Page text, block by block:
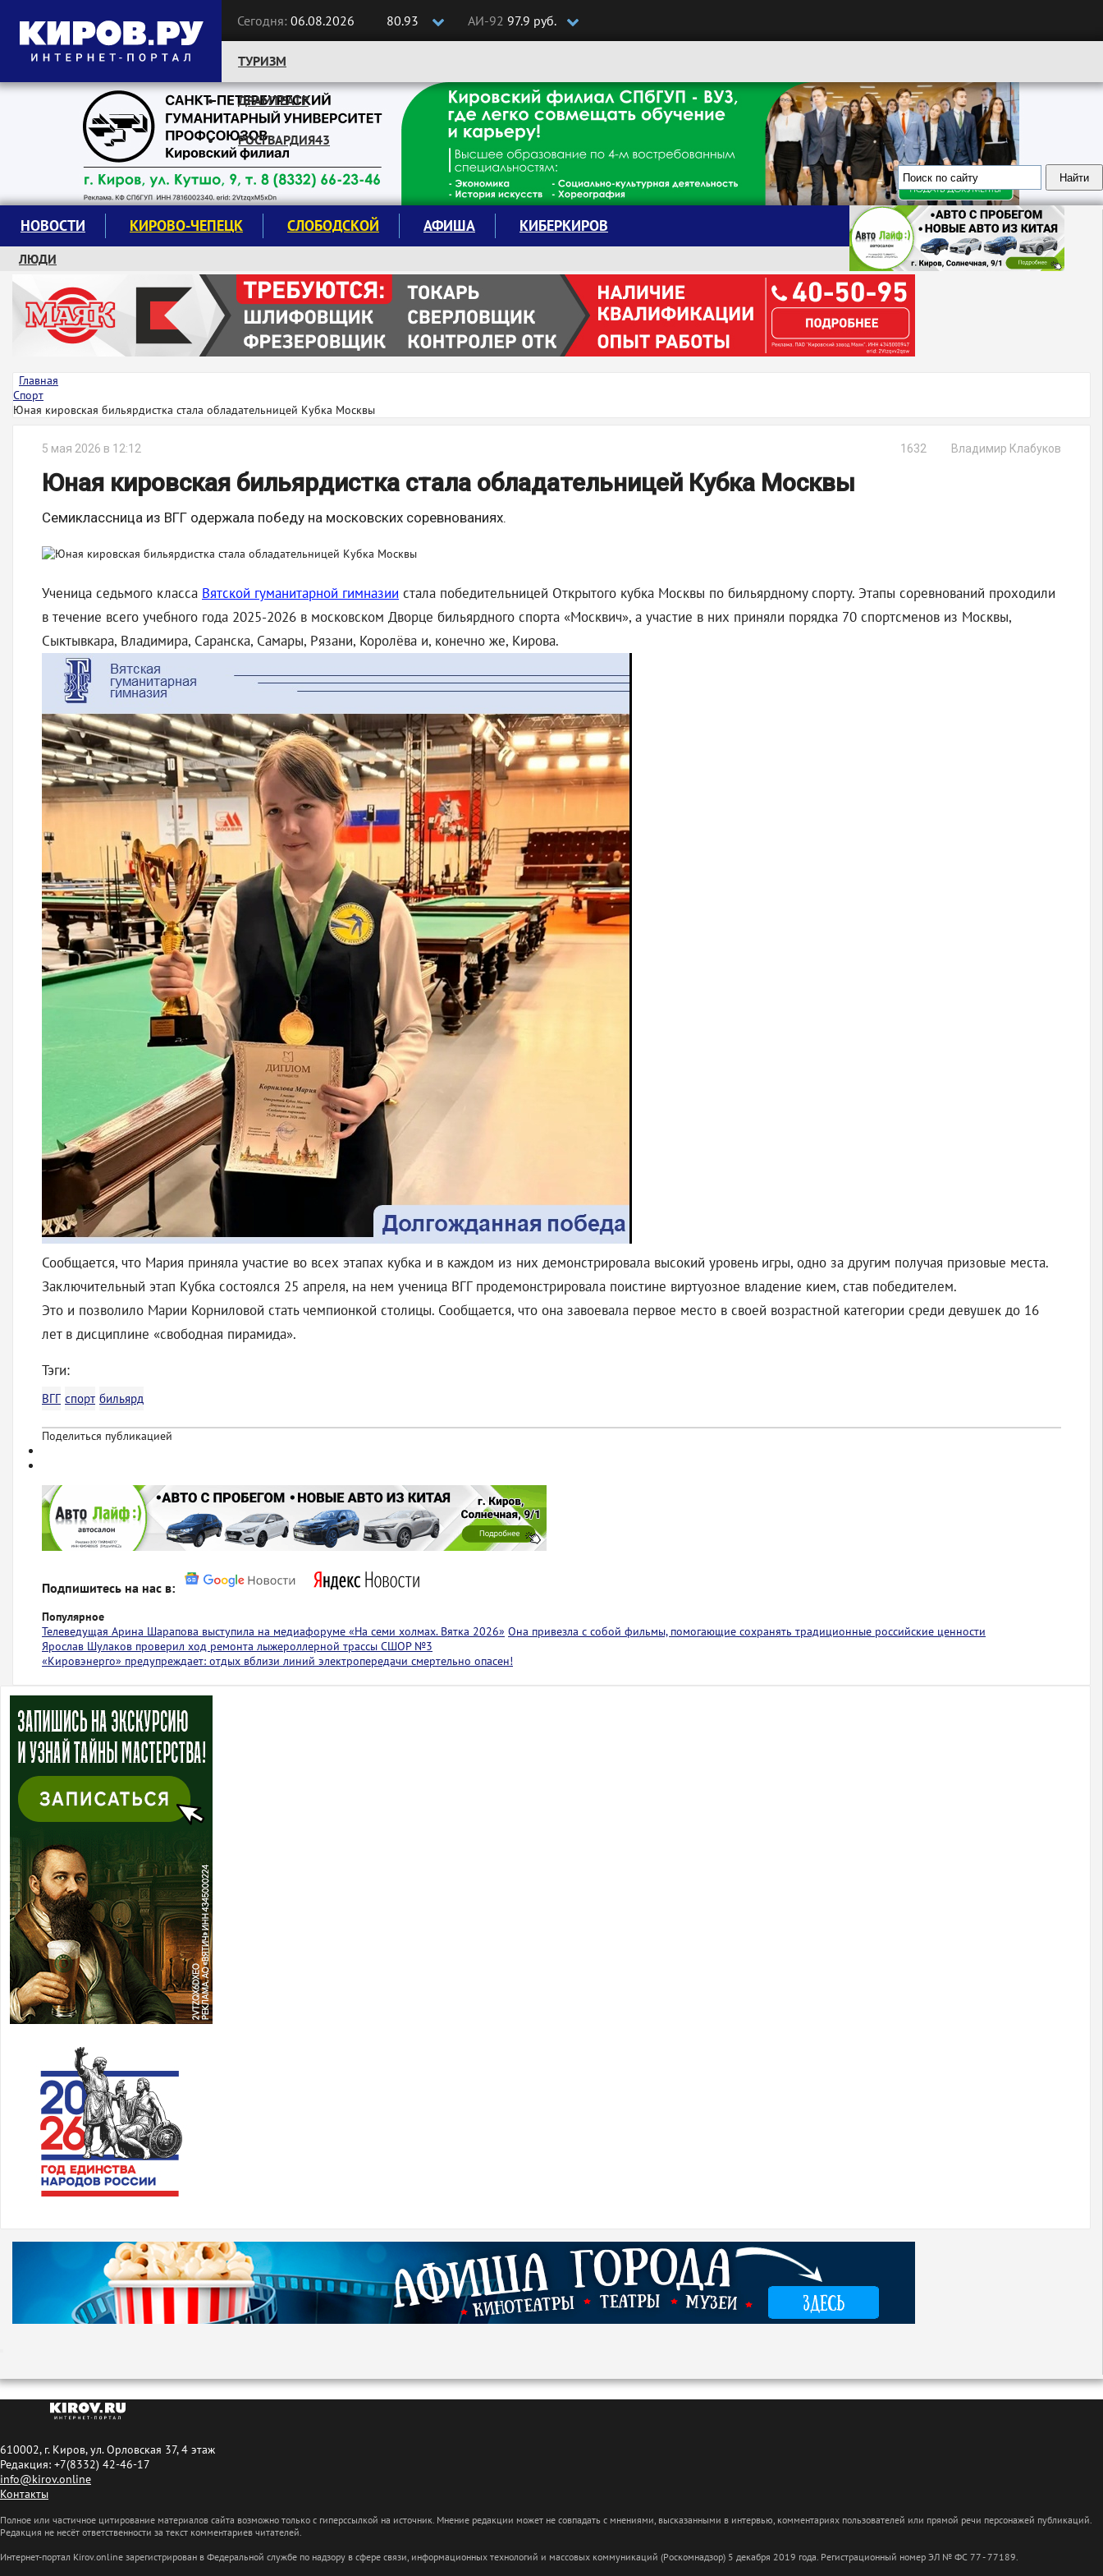
Сегодня: 06.08.2026 80.93 АИ-92 97.9 руб.
Следите за новостями:
ТУРИЗМ
ДРАМТЕАТР
РОСГВАРДИЯ43
НОВОСТИ КИРОВО-ЧЕПЕЦК СЛОБОДСКОЙ АФИША КИБЕРКИРОВ
ЛЮДИ
КРУЖКИ И СЕКЦИИ
ЗАВОДУ "МАЯК" 85 ЛЕТ
ЭКОЛОГИЯ
Главная
Спорт
Юная кировская бильярдистка стала обладательницей Кубка Москвы
5 мая 2026 в 12:12 Владимир Клабуков
1632
Юная кировская бильярдистка стала обладательницей Кубка Москвы
Семиклассница из ВГГ одержала победу на московских соревнованиях.
Ученица седьмого класса Вятской гуманитарной гимназии стала победительницей Открытого кубка Москвы по бильярдному спорту. Этапы соревнований проходили
в течение всего учебного года 2025-2026 в московском Дворце бильярдного спорта «Москвич», а участие в них приняли порядка 70 спортсменов из Москвы,
Сыктывкара, Владимира, Саранска, Самары, Рязани, Королёва и, конечно же, Кирова.
Сообщается, что Мария приняла участие во всех этапах кубка и в каждом из них демонстрировала высокий уровень игры, одно за другим получая призовые места.
Заключительный этап Кубка состоялся 25 апреля, на нем ученица ВГГ продемонстрировала поистине виртуозное владение кием, став победителем.
Это и позволило Марии Корниловой стать чемпионкой столицы. Сообщается, что она завоевала первое место в своей возрастной категории среди девушек до 16
лет в дисциплине «свободная пирамида».
Тэги:
ВГГ спорт бильярд
Поделиться публикацией
Подпишитесь на нас в:
Популярное
Телеведущая Арина Шарапова выступила на медиафоруме «На семи холмах. Вятка 2026» Она привезла с собой фильмы, помогающие сохранять традиционные российские ценности
Ярослав Шулаков проверил ход ремонта лыжероллерной трассы СШОР №3
«Кировэнерго» предупреждает: отдых вблизи линий электропередачи смертельно опасен!
610002, г. Киров, ул. Орловская 37, 4 этаж
Редакция: +7(8332) 42-46-17
info@kirov.online
Контакты
Полное или частичное цитирование материалов сайта возможно только с гиперссылкой на источник. Мнение редакции может не совпадать с мнениями, высказанными в интервью, комментариях пользователей или прямой речи персонажей публикаций.
Редакция не несёт ответственности за текст комментариев читателей.
Интернет-портал Kirov.online зарегистрирован в Федеральной службе по надзору в сфере связи, информационных технологий и массовых коммуникаций (Роскомнадзор) 5 декабря 2019 года. Регистрационный номер ЭЛ № ФС 77 - 77189.